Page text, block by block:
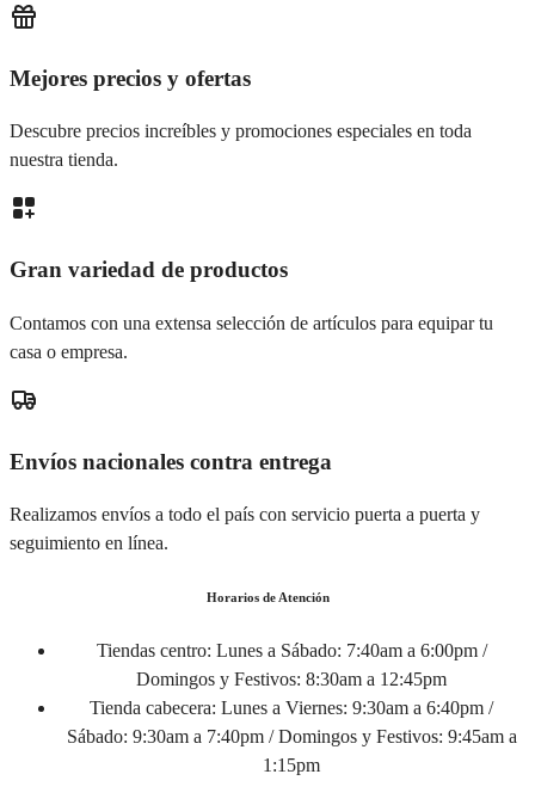
Mejores precios y ofertas
Descubre precios increíbles y promociones especiales en toda
nuestra tienda.
Gran variedad de productos
Contamos con una extensa selección de artículos para equipar tu
casa o empresa.
Envíos nacionales contra entrega
Realizamos envíos a todo el país con servicio puerta a puerta y
seguimiento en línea.
Horarios de Atención
Tiendas centro: Lunes a Sábado: 7:40am a 6:00pm /
Domingos y Festivos: 8:30am a 12:45pm
Tienda cabecera: Lunes a Viernes: 9:30am a 6:40pm /
Sábado: 9:30am a 7:40pm / Domingos y Festivos: 9:45am a
1:15pm